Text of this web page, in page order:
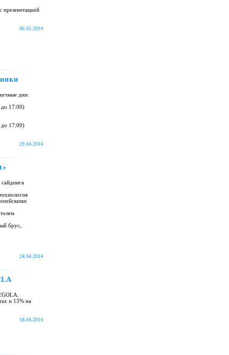
презенетацией
06.05.2014
дни:
до 17:00)
до 17:00)
29.04.2014
сайдинга
брус,
24.04.2014
и 15% на
18.04.2014